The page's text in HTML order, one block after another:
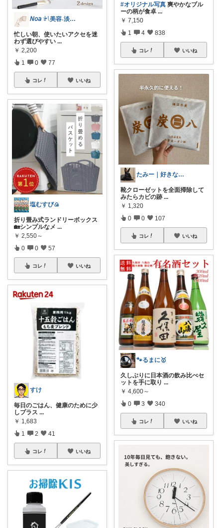
𝘕𝘰𝘢 𓍯美容˖淡色˖グレージュ
忙しい朝、使いたいアクセを迷
わず選びやすい ...
￥ 2,200
1 0 77
コレ いいね
塩むすび🍙
折り畳み式ランドリーボックス
🏡シンプルなメ ...
￥ 2,550～
0 0 57
コレ いいね
すけ
毎日のごはん、健康のために少
しプラス ...
￥ 1,683
1 2 41
コレ いいね
#オリジナル写真 爽やかなブル
ーの柄が食卓 ...
￥ 7,150
1 4 838
コレ いいね
たみー｜好きなもの暮らし
靴クローゼットを全面掃除して
みたらカビの跡 ...
￥ 1,320
0 0 107
コレ いいね
🐾るまに🥇
久しぶりに日本酒の飲み比べセ
ットを手に取り ...
￥ 4,600～
0 3 340
コレ いいね